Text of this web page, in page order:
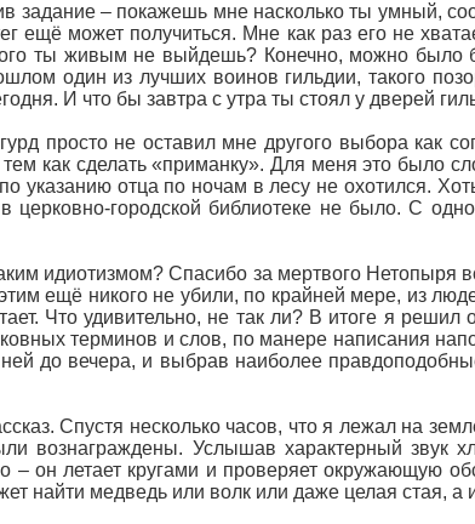
задание – покажешь мне насколько ты умный,
ещё может получиться. Мне как раз его не
ты живым не выйдешь? Конечно, можно было
один из лучших воинов гильдии, такого
И что бы завтра с утра ты стоял у дверей
просто не оставил мне другого выбора как
как сделать «приманку». Для меня это было
указанию отца по ночам в лесу не охотился.
церковно-городской библиотеке не было. С
идиотизмом? Спасибо за мертвого Нетопыря
ещё никого не убили, по крайней мере, из
Что удивительно, не так ли? В итоге я решил
терминов и слов, по манере написания
до вечера, и выбрав наиболее
Спустя несколько часов, что я лежал на
вознаграждены. Услышав характерный звук
он летает кругами и проверяет окружающую
найти медведь или волк или даже целая стая,